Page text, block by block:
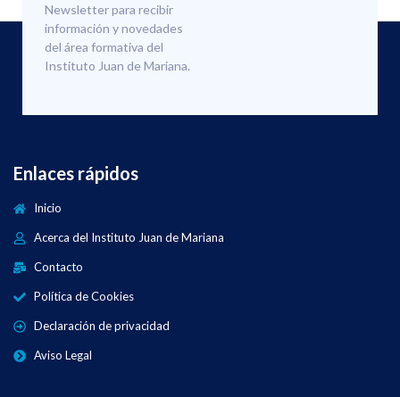
Newsletter para recibir
información y novedades
del área formativa del
Instituto Juan de Mariana.
Enlaces rápidos
Inicio
Acerca del Instituto Juan de Mariana
Contacto
Política de Cookies
Declaración de privacidad
Aviso Legal